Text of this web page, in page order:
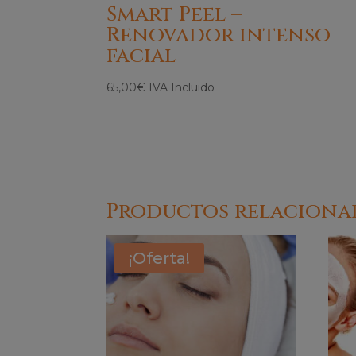
Smart Peel –
Renovador intenso
facial
65,00€ IVA Incluido
Productos
¡Oferta!